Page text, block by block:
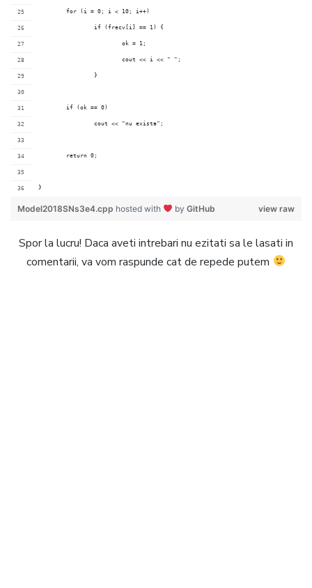
        for (i = 0; i < 10; i++)
                if (frecv[i] == 1) {
                        ok = 1;
                        cout << i << " ";
                }
        if (ok == 0)
                cout << "nu exista";
        return 0;
}
view raw
Model2018SNs3e4.cpp hosted with by GitHub
Spor la lucru! Daca aveti intrebari nu ezitati sa le lasati in
comentarii, va vom raspunde cat de repede putem